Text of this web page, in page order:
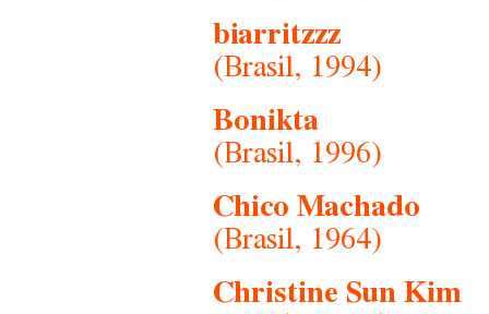
biarritzzz
(Brasil, 1994)
Bonikta
(Brasil, 1996)
Chico Machado
(Brasil, 1964)
Christine Sun Kim